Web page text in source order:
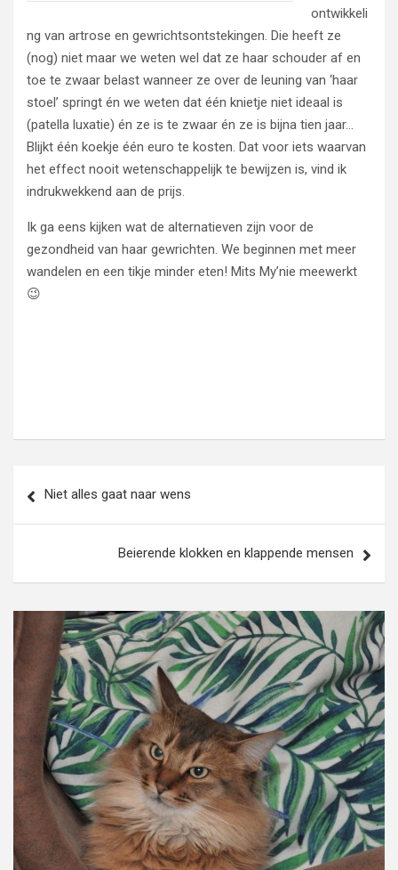
ontwikkeli
ng van artrose en gewrichtsontstekingen. Die heeft ze
(nog) niet maar we weten wel dat ze haar schouder af en
toe te zwaar belast wanneer ze over de leuning van ‘haar
stoel’ springt én we weten dat één knietje niet ideaal is
(patella luxatie) én ze is te zwaar én ze is bijna tien jaar…
Blijkt één koekje één euro te kosten. Dat voor iets waarvan
het effect nooit wetenschappelijk te bewijzen is, vind ik
indrukwekkend aan de prijs.
Ik ga eens kijken wat de alternatieven zijn voor de
gezondheid van haar gewrichten. We beginnen met meer
wandelen en een tikje minder eten! Mits My’nie meewerkt
😉
navigatie
Niet alles gaat naar wens
Beierende klokken en klappende mensen